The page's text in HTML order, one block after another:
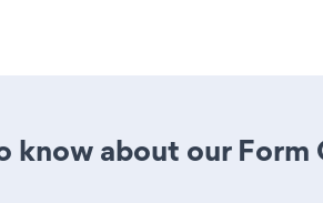
know about our